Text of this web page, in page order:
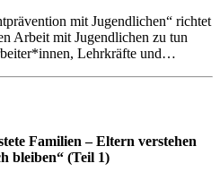
mit Jugendlichen“ richtet
Arbeit mit Jugendlichen zu tun
Lehrkräfte und…
Familien – Eltern verstehen
bleiben“ (Teil 1)